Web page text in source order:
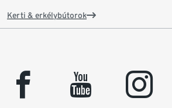
Kerti & erkélybútorok
facebook youtube instagram